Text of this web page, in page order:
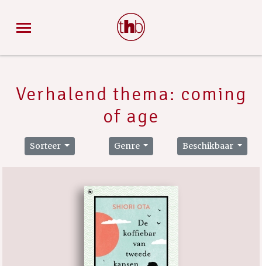
Verhalend thema: coming
of age
Sorteer Genre Beschikbaar